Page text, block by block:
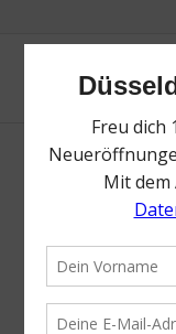
Nordmanns